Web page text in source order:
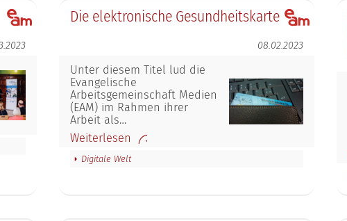
Die elektronische Gesundheitskarte
08.02.2023
Unter diesem Titel lud die
Evangelische
Arbeitsgemeinschaft Medien
(EAM) im Rahmen ihrer
Arbeit als…
Weiterlesen
Digitale Welt